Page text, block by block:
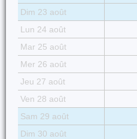
Dim 23 août
Lun 24 août
Mar 25 août
Mer 26 août
Jeu 27 août
Ven 28 août
Sam 29 août
Dim 30 août